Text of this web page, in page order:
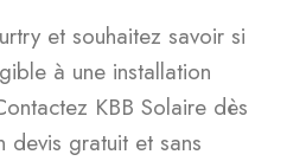
et souhaitez savoir si
à une installation
KBB Solaire dès
devis gratuit et sans